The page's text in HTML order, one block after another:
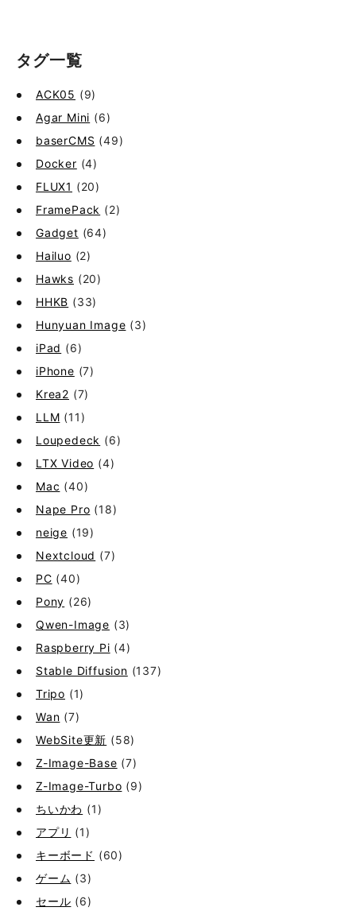
タグ一覧
ACK05 (9)
Agar Mini (6)
baserCMS (49)
Docker (4)
FLUX1 (20)
FramePack (2)
Gadget (64)
Hailuo (2)
Hawks (20)
HHKB (33)
Hunyuan Image (3)
iPad (6)
iPhone (7)
Krea2 (7)
LLM (11)
Loupedeck (6)
LTX Video (4)
Mac (40)
Nape Pro (18)
neige (19)
Nextcloud (7)
PC (40)
Pony (26)
Qwen-Image (3)
Raspberry Pi (4)
Stable Diffusion (137)
Tripo (1)
Wan (7)
WebSite更新 (58)
Z-Image-Base (7)
Z-Image-Turbo (9)
ちいかわ (1)
アプリ (1)
キーボード (60)
ゲーム (3)
セール (6)